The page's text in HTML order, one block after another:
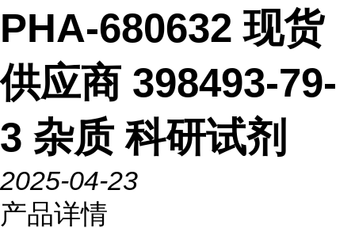
PHA-680632 现货
供应商 398493-79-
3 杂质 科研试剂
2025-04-23
产品详情